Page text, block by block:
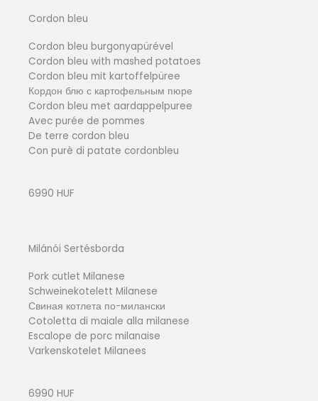
Cordon bleu
Cordon bleu burgonyapürével
Cordon bleu with mashed potatoes
Cordon bleu mit kartoffelpüree
Кордон блю с картофельным пюре
Cordon bleu met aardappelpuree
Avec purée de pommes
De terre cordon bleu
Con purè di patate cordonbleu
6990 HUF
Milánói Sertésborda
Pork cutlet Milanese
Schweinekotelett Milanese
Свиная котлета по-милански
Cotoletta di maiale alla milanese
Escalope de porc milanaise
Varkenskotelet Milanees
6990 HUF